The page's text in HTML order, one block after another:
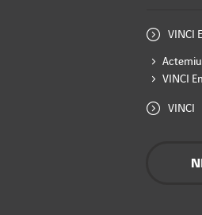
VINCI
VINCI
VINCI